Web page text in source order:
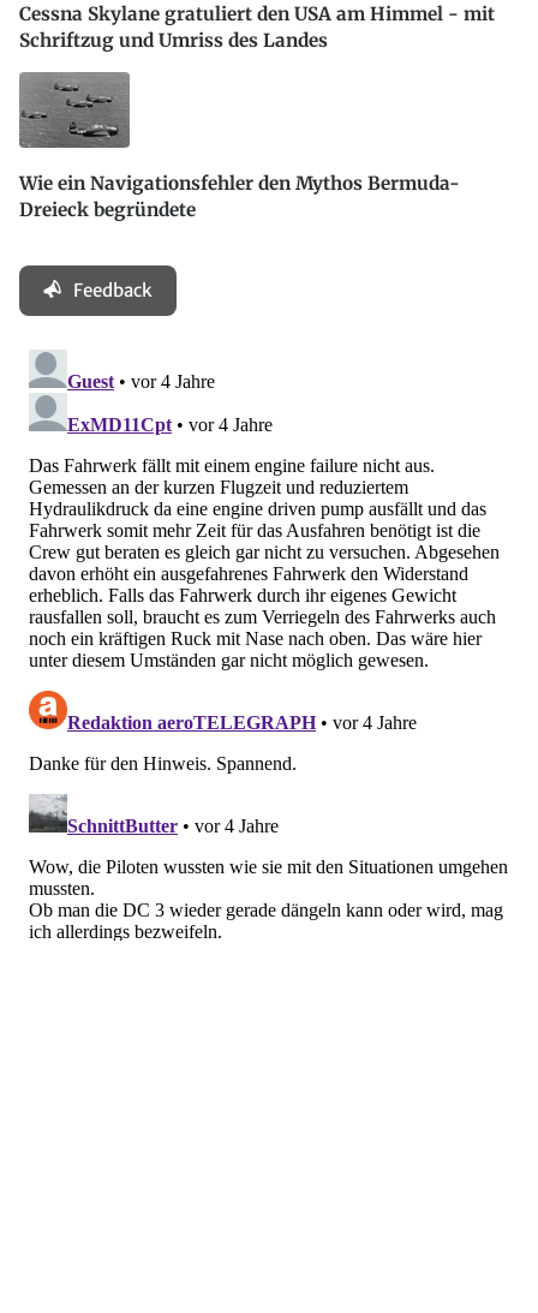
Cessna Skylane gratuliert den USA am Himmel - mit
Schriftzug und Umriss des Landes
Wie ein Navigationsfehler den Mythos Bermuda-
Dreieck begründete
Feedback